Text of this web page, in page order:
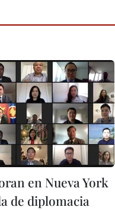
en Nueva York
de diplomacia